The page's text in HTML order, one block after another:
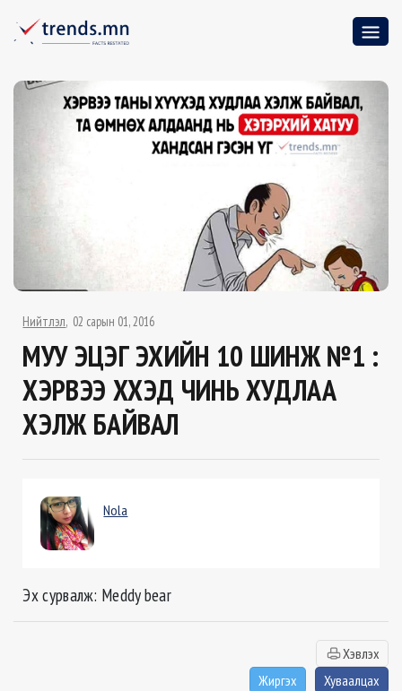
Нийтлэл 02 сарын 01, 2016
МУУ ЭЦЭГ ЭХИЙН 10 ШИНЖ №1 :
ХЭРВЭЭ ХҮҮХЭД ЧИНЬ ХУДЛАА
ХЭЛЖ БАЙВАЛ
Nola
Эх сурвалж: Meddy bear
Хэвлэх
Жиргэх
Хуваалцах